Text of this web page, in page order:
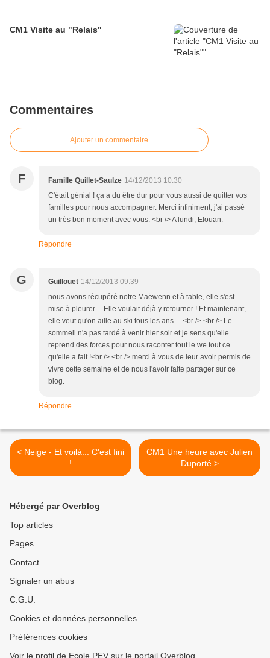
CM1 Visite au "Relais"
Commentaires
Ajouter un commentaire
F Famille Quillet-Saulze 14/12/2013 10:30
C'était génial ! ça a du être dur pour vous aussi de quitter vos
familles pour nous accompagner. Merci infiniment, j'ai passé
un très bon moment avec vous. <br /> A lundi, Elouan.
Répondre
G Guillouet 14/12/2013 09:39
nous avons récupéré notre Maëwenn et à table, elle s'est
mise à pleurer.... Elle voulait déjà y retourner ! Et maintenant,
elle veut qu'on aille au ski tous les ans ....<br /> <br /> Le
sommeil n'a pas tardé à venir hier soir et je sens qu'elle
reprend des forces pour nous raconter tout le we tout ce
qu'elle a fait !<br /> <br /> merci à vous de leur avoir permis de
vivre cette semaine et de nous l'avoir faite partager sur ce
blog.
Répondre
< Neige - Et voilà... C'est fini
!
CM1 Une heure avec Julien
Duporté >
Hébergé par Overblog
Top articles
Pages
Contact
Signaler un abus
C.G.U.
Cookies et données personnelles
Préférences cookies
Voir le profil de Ecole PEV sur le portail Overblog